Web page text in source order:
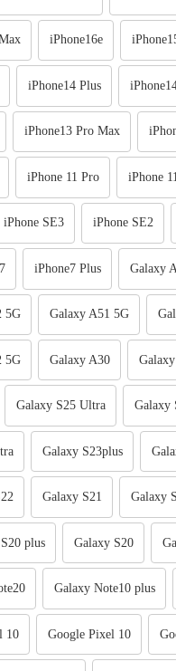
iPhone16e
iPhone14 Plus
iPhone13 Pro Max
iPhone 11 Pro iPhone
iPhone SE3 iPhone SE2
iPhone7 Plus Galaxy
5G Galaxy A51 5G
5G Galaxy A30
Galaxy S25 Ultra Galaxy
Galaxy S23plus
Galaxy S21 Galaxy
plus Galaxy S20
Galaxy Note10 plus
10 Google Pixel 10